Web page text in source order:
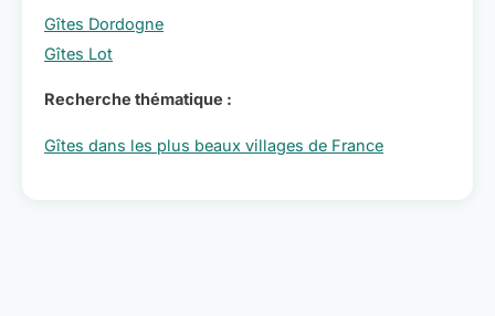
Gîtes Dordogne
Gîtes Lot
Recherche thématique :
Gîtes dans les plus beaux villages de France